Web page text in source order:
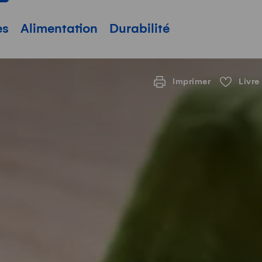
Alimentation Durabilité
Imprimer Livre